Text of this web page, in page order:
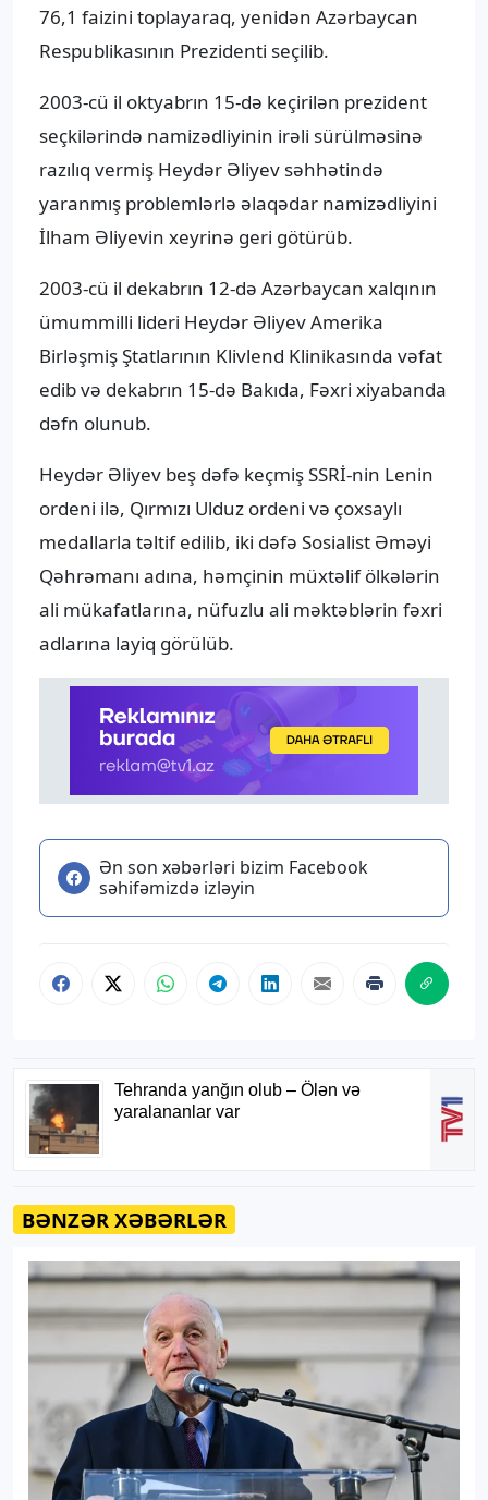
76,1 faizini toplayaraq, yenidən Azərbaycan
Respublikasının Prezidenti seçilib.
2003-cü il oktyabrın 15-də keçirilən prezident
seçkilərində namizədliyinin irəli sürülməsinə
razılıq vermiş Heydər Əliyev səhhətində
yaranmış problemlərlə əlaqədar namizədliyini
İlham Əliyevin xeyrinə geri götürüb.
2003-cü il dekabrın 12-də Azərbaycan xalqının
ümummilli lideri Heydər Əliyev Amerika
Birləşmiş Ştatlarının Klivlend Klinikasında vəfat
edib və dekabrın 15-də Bakıda, Fəxri xiyabanda
dəfn olunub.
Heydər Əliyev beş dəfə keçmiş SSRİ-nin Lenin
ordeni ilə, Qırmızı Ulduz ordeni və çoxsaylı
medallarla təltif edilib, iki dəfə Sosialist Əməyi
Qəhrəmanı adına, həmçinin müxtəlif ölkələrin
ali mükafatlarına, nüfuzlu ali məktəblərin fəxri
adlarına layiq görülüb.
Ən son xəbərləri bizim Facebook
səhifəmizdə izləyin
BƏNZƏR XƏBƏRLƏR